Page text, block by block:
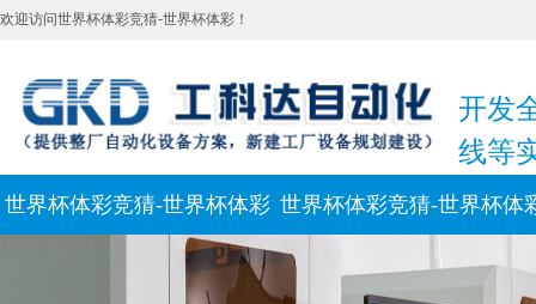
世界杯体彩竞猜-世界杯体彩 世界杯体彩竞猜-世界杯体
联系我们
欢迎访问世界杯体彩竞猜-世界杯体彩！
开发
线等